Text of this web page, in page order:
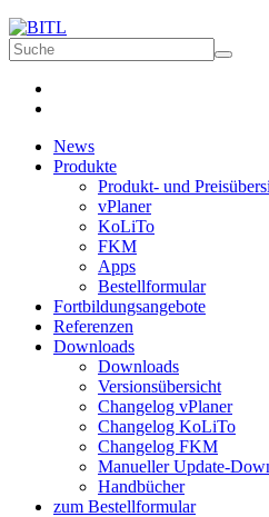
News
Produkte
Produkt- und
vPlaner
KoLiTo
FKM
Apps
Bestellformular
Fortbildungsangebote
Referenzen
Downloads
Downloads
Versionsübersicht
Changelog vPlaner
Changelog KoLiTo
Changelog FKM
Manueller Update-
Handbücher
zum Bestellformular